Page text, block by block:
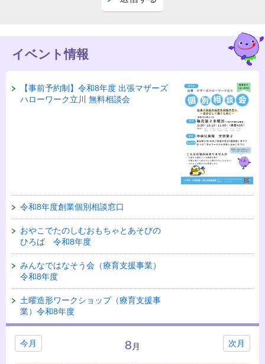
イベント情報
【事前予約制】令和8年度 出張マザーズ
ハローワーク立川 無料相談会
令和8年度創業個別相談窓口
おやこでたのしむおもちゃとあそびの
ひろば 令和8年度
みんなではなそう会（療育支援事業）
令和8年度
土曜造形ワークショップ（療育支援事
業）令和8年度
今月 次月
8 月